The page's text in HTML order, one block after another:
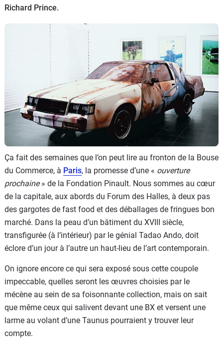
Services
Marques
Richard Prince.
Ça fait des semaines que l’on peut lire au fronton de la Bouse
du Commerce, à Paris, la promesse d’une « ouverture
prochaine» de la Fondation Pinault. Nous sommes au cœur
de la capitale, aux abords du Forum des Halles, à deux pas
des gargotes de fast food et des déballages de fringues bon
marché. Dans la peau d’un bâtiment du XVIII siècle,
transfigurée (à l’intérieur) par le génial Tadao Ando, doit
éclore d’un jour à l’autre un haut-lieu de l’art contemporain.
On ignore encore ce qui sera exposé sous cette coupole
impeccable, quelles seront les œuvres choisies par le
mécène au sein de sa foisonnante collection, mais on sait
que même ceux qui salivent devant une BX et versent une
larme au volant d’une Taunus pourraient y trouver leur
compte.